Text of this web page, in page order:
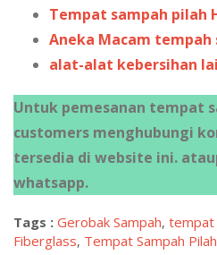
Tempat sampah pilah
Aneka Macam tempah
alat-alat kebersihan
Untuk pemesanan tempat
customers menghubungi
tersedia di website ini.
whatsapp.
Tags : Gerobak Sampah, tempat
Fiberglass, Tempat Sampah